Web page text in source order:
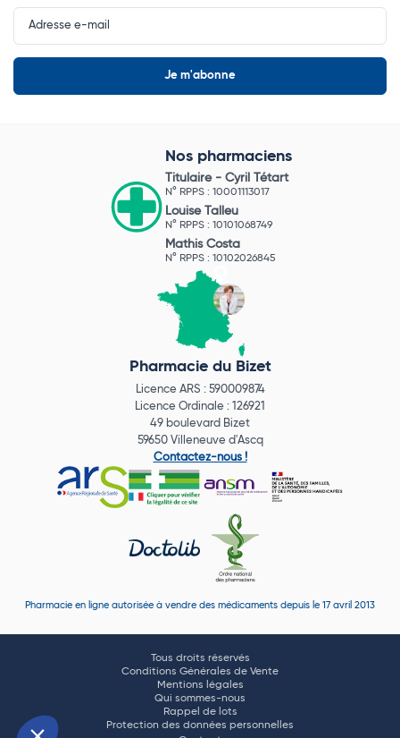
Input
Newsletter
Nos pharmaciens
Titulaire - Cyril Tétart
N° RPPS : 10001113017
Louise Talleu
N° RPPS : 10101068749
Mathis Costa
N° RPPS : 10102026845
Pharmacie du Bizet
Licence ARS : 590009874
Licence Ordinale : 126921
49 boulevard Bizet
59650 Villeneuve d'Ascq
Contactez-nous !
Pharmacie en ligne autorisée à vendre des médicaments depuis le 17 avril 2013
Tous droits réservés
Conditions Générales de Vente
Mentions légales
Qui sommes-nous
Rappel de lots
Protection des données personnelles